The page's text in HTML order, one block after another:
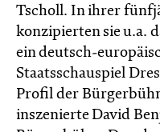
Tscholl. In ihrer
konzipierten sie u.a.
ein deutsch-
Staatsschauspiel
Profil der
inszenierte David